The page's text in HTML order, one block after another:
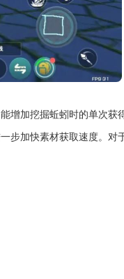
增加挖掘蚯蚓时的单次
步加快素材获取速度。